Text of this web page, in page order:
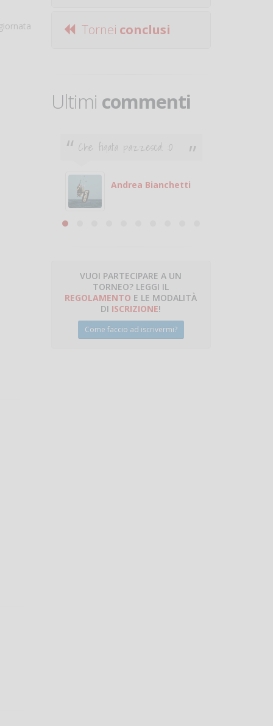
Tornei conclusi
Ultimi commenti
Che figata pazzesca! :O
Andrea Bianchetti
VUOI PARTECIPARE A UN
TORNEO? LEGGI IL
REGOLAMENTO E LE MODALITÀ
DI ISCRIZIONE!
Come faccio ad iscrivermi?